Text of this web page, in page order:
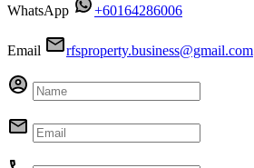
WhatsApp +60164286006
Email rfsproperty.business@gmail.com